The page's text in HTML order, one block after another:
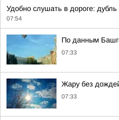
Удобно слушать в дороге:
07:54
По данным
07:33
Жару без
07:33